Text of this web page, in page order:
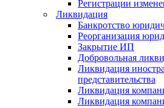
Регистрации
Ликвидация
Банкротство
Реорганизация
Закрытие ИП
Добровольная
Ликвидация
представительства
Ликвидация
Ликвидация